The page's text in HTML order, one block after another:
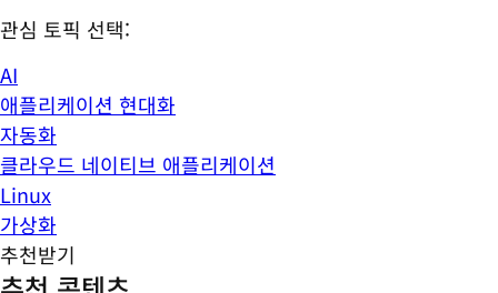
관심 토픽 선택:
AI
애플리케이션 현대화
자동화
클라우드 네이티브 애플리케이션
Linux
가상화
추천받기